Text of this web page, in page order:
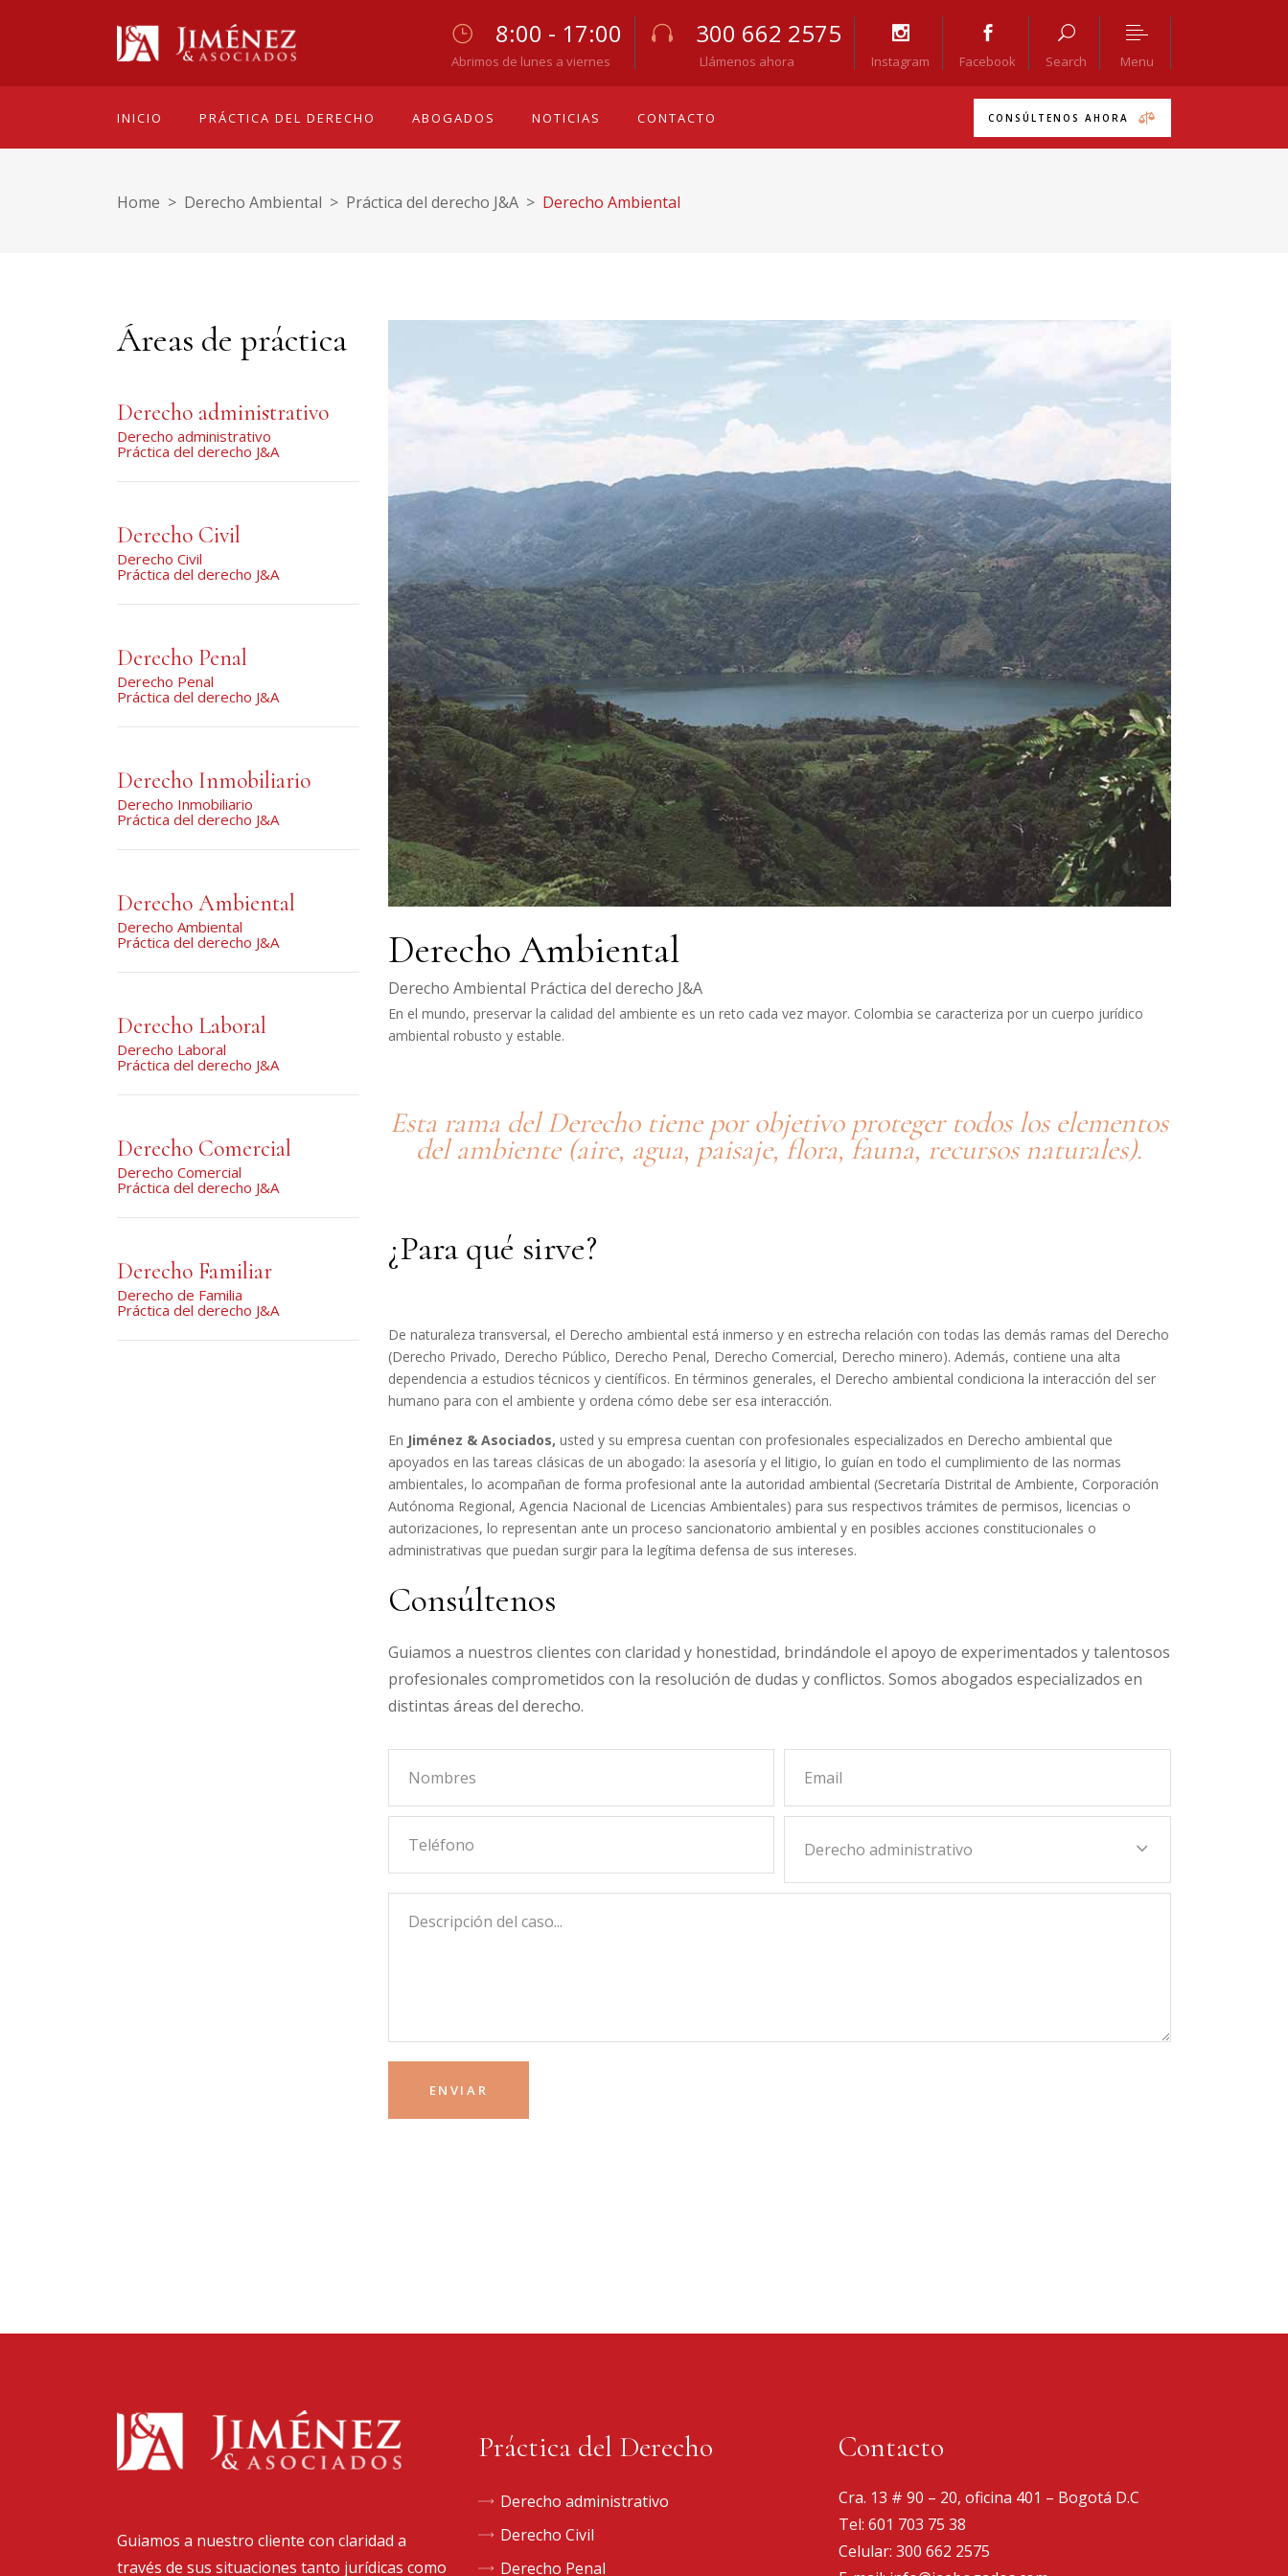
8:00 - 17:00
Abrimos de lunes a viernes
300 662 2575
Llámenos ahora Instagram Facebook Search Menu
INICIO PRÁCTICA DEL DERECHO ABOGADOS NOTICIAS CONTACTO CONSÚLTENOS AHORA
Home > Derecho Ambiental > Práctica del derecho J&A > Derecho Ambiental
Derecho Ambiental
Derecho Ambiental Práctica del derecho J&A
En el mundo, preservar la calidad del ambiente es un reto cada vez mayor. Colombia se caracteriza por un cuerpo jurídico
ambiental robusto y estable.
Esta rama del Derecho tiene por objetivo proteger todos los elementos
del ambiente (aire, agua, paisaje, flora, fauna, recursos naturales).
¿Para qué sirve?
De naturaleza transversal, el Derecho ambiental está inmerso y en estrecha relación con todas las demás ramas del Derecho
(Derecho Privado, Derecho Público, Derecho Penal, Derecho Comercial, Derecho minero). Además, contiene una alta
dependencia a estudios técnicos y científicos. En términos generales, el Derecho ambiental condiciona la interacción del ser
humano para con el ambiente y ordena cómo debe ser esa interacción.
En Jiménez & Asociados, usted y su empresa cuentan con profesionales especializados en Derecho ambiental que
apoyados en las tareas clásicas de un abogado: la asesoría y el litigio, lo guían en todo el cumplimiento de las normas
ambientales, lo acompañan de forma profesional ante la autoridad ambiental (Secretaría Distrital de Ambiente, Corporación
Autónoma Regional, Agencia Nacional de Licencias Ambientales) para sus respectivos trámites de permisos, licencias o
autorizaciones, lo representan ante un proceso sancionatorio ambiental y en posibles acciones constitucionales o
administrativas que puedan surgir para la legítima defensa de sus intereses.
Consúltenos
Guiamos a nuestros clientes con claridad y honestidad, brindándole el apoyo de experimentados y talentosos
profesionales comprometidos con la resolución de dudas y conflictos. Somos abogados especializados en
distintas áreas del derecho.
Áreas de práctica
Derecho administrativo
Derecho administrativo
Práctica del derecho J&A
Derecho Civil
Derecho Civil
Práctica del derecho J&A
Derecho Penal
Derecho Penal
Práctica del derecho J&A
Derecho Inmobiliario
Derecho Inmobiliario
Práctica del derecho J&A
Derecho Ambiental
Derecho Ambiental
Práctica del derecho J&A
Derecho Laboral
Derecho Laboral
Práctica del derecho J&A
Derecho Comercial
Derecho Comercial
Práctica del derecho J&A
Derecho Familiar
Derecho de Familia
Práctica del derecho J&A
Guiamos a nuestro cliente con claridad a
través de sus situaciones tanto jurídicas como
Práctica del Derecho
Derecho administrativo
Derecho Civil
Derecho Penal
Contacto
Cra. 13 # 90 – 20, oficina 401 – Bogotá D.C
Tel:601 703 75 38
Celular:300 662 2575